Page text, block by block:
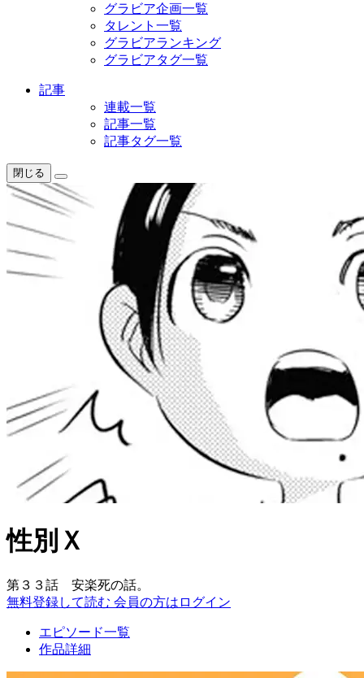
グラビア企画一覧
タレント一覧
グラビアランキング
グラビアタグ一覧
記事
連載一覧
記事一覧
記事タグ一覧
閉じる
性別Ｘ
第３３話 安楽死の話。
無料登録して読む 会員の方はログイン
エピソード一覧
作品詳細